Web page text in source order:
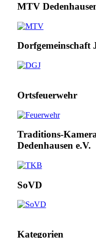
MTV
Dorfgemeinschaft
Ortsfeuerwehr
Traditions-
Dedenhausen e.V.
SoVD
Kategorien